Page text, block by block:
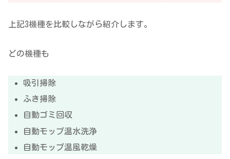
上記3機種を比較しながら紹介します。
どの機種も
吸引掃除
ふき掃除
自動ゴミ回収
自動モップ温水洗浄
自動モップ温風乾燥